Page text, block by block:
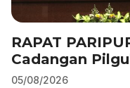
RAPAT
Cadangan
05/08/2026